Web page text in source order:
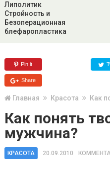
Липолитик
Стройность и
Безоперационная
блефаропластика
Pin it
Share
Главная Красота Как
Как понять
мужчина?
КРАСОТА 20.09.2010